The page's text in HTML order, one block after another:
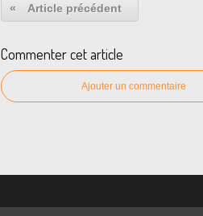
« Article précédent
Commenter cet article
Ajouter un commentaire